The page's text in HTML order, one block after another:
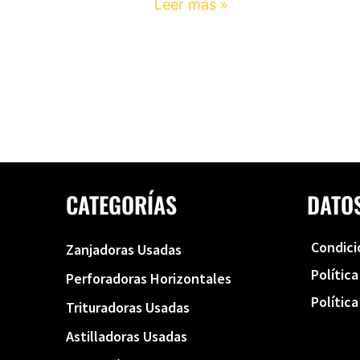
Leer más »
CATEGORÍAS
Zanjadoras Usadas
Perforadoras Horizontales
Trituradoras Usadas
Astilladoras Usadas
Política